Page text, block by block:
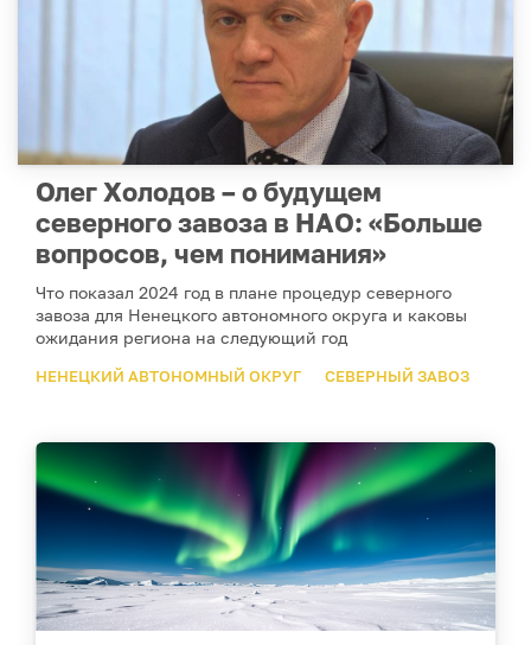
Олег Холодов – о будущем
северного завоза в НАО: «Больше
вопросов, чем понимания»
Что показал 2024 год в плане процедур северного
завоза для Ненецкого автономного округа и каковы
ожидания региона на следующий год
НЕНЕЦКИЙ АВТОНОМНЫЙ ОКРУГ СЕВЕРНЫЙ ЗАВОЗ